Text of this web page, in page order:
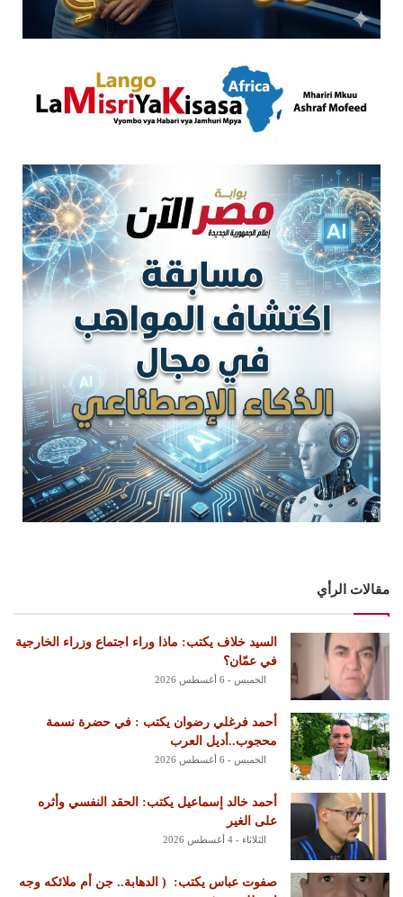
مقالات الرأي
السيد خلاف يكتب: ماذا وراء اجتماع وزراء الخارجية
في عمّان؟
الخميس - 6 أغسطس 2026
أحمد فرغلي رضوان يكتب : في حضرة نسمة
محجوب..أديل العرب
الخميس - 6 أغسطس 2026
أحمد خالد إسماعيل يكتب: الحقد النفسي وأثره
على الغير
الثلاثاء - 4 أغسطس 2026
‏صفوت عباس يكتب: ‏ ‏( الدهابة.. جن أم ملائكه وجه